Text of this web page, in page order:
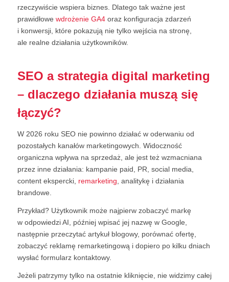
rzeczywiście wspiera biznes. Dlatego tak ważne jest
prawidłowe wdrożenie GA4oraz konfiguracja zdarzeń
i konwersji, które pokazują nie tylko wejścia na stronę,
ale realne działania użytkowników.
SEO a strategia digital marketing
– dlaczego działania muszą się
łączyć?
W 2026 roku SEO nie powinno działać w oderwaniu od
pozostałych kanałów marketingowych. Widoczność
organiczna wpływa na sprzedaż, ale jest też wzmacniana
przez inne działania: kampanie paid, PR, social media,
content ekspercki, remarketing , analitykę i działania
brandowe.
Przykład? Użytkownik może najpierw zobaczyć markę
w odpowiedzi AI, później wpisać jej nazwę w Google,
następnie przeczytać artykuł blogowy, porównać ofertę,
zobaczyć reklamę remarketingową i dopiero po kilku dniach
wysłać formularz kontaktowy.
Jeżeli patrzymy tylko na ostatnie kliknięcie, nie widzimy całej